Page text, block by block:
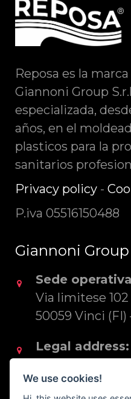
Reposa es la
Giannoni Group
especializada,
años, en el
plasticos para la
sanitarios
Privacy policy -
P.iva 05516150488
Giannoni Group
Sede
Via limitese 102
50059 Vinci (FI)
Legal address:
50053 Empoli
We use cookies!